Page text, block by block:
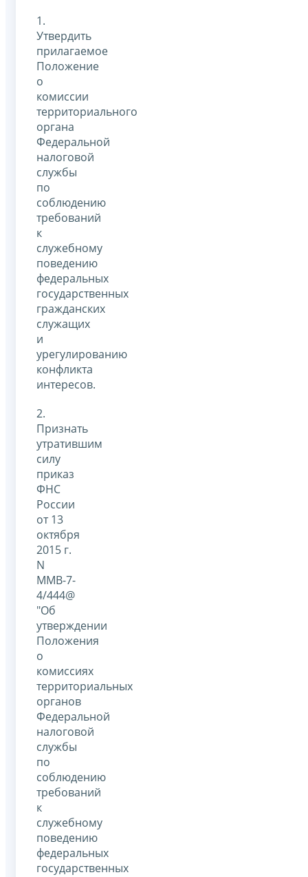
1.
Утвердить
прилагаемое
Положение
о
комиссии
территориального
органа
Федеральной
налоговой
службы
по
соблюдению
требований
к
служебному
поведению
федеральных
государственных
гражданских
служащих
и
урегулированию
конфликта
интересов.
2.
Признать
утратившим
силу
приказ
ФНС
России
от 13
октября
2015 г.
N
ММВ-7-
4/444@
"Об
утверждении
Положения
о
комиссиях
территориальных
органов
Федеральной
налоговой
службы
по
соблюдению
требований
к
служебному
поведению
федеральных
государственных